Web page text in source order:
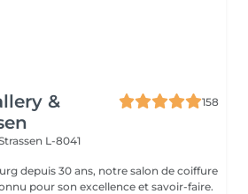
&
158
L-8041
depuis 30 ans, notre salon de coiffure
pour son excellence et savoir-faire.